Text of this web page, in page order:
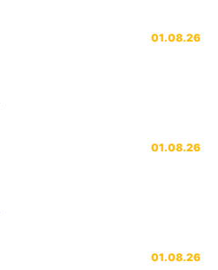
01.08.26
01.08.26
01.08.26